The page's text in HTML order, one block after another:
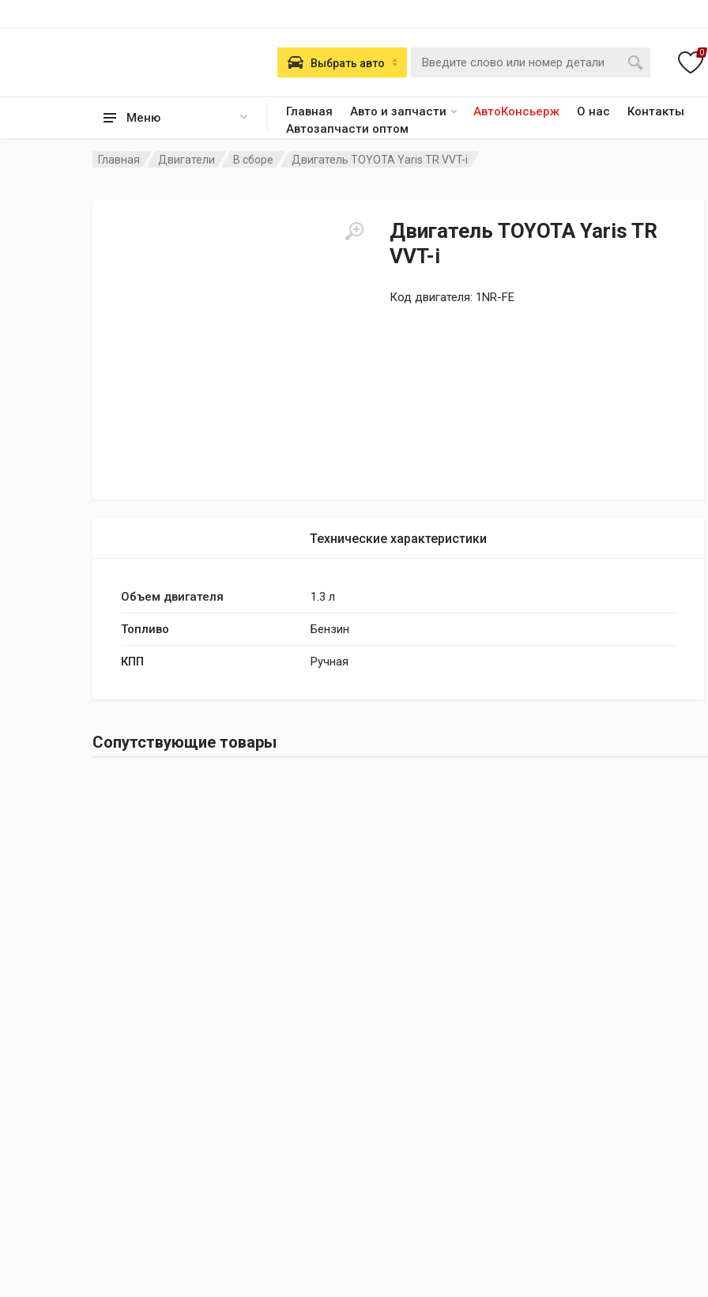
Меню Главная Авто и запчасти АвтоКонсьерж О нас
Контакты
Автозапчасти оптом
Выбрать авто
0
Главная Двигатели В сборе Двигатель TOYOTA Yaris TR VVT-i
Двигатель TOYOTA Yaris TR
VVT-i
Код двигателя: 1NR-FE
Технические характеристики
Объем двигателя 1.3 л
Топливо Бензин
КПП Ручная
Сопутствующие товары